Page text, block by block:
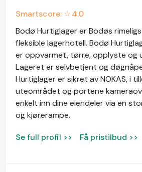
Smartscore: ☆4.0
Bodø Hurtiglager er Bodøs
fleksible lagerhotell. Bodø
er oppvarmet, tørre, opplyste og
Lageret er selvbetjent og
Hurtiglager er sikret av NOKAS, i
uteområdet og portene
enkelt inn dine eiendeler via en
og kjørerampe.
Se full profil >> Få pristilbud >>